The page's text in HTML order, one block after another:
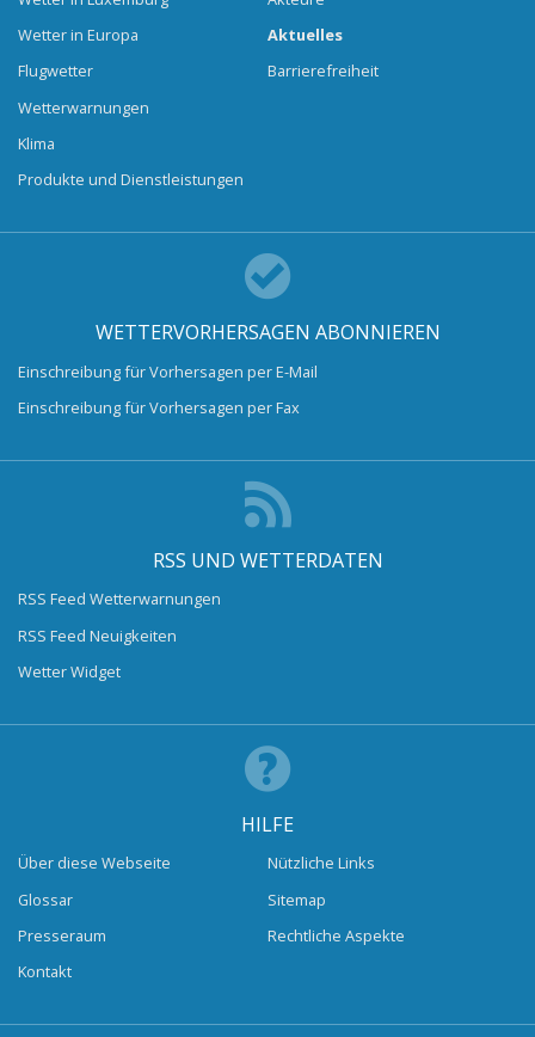
Wetter in Europa
Flugwetter
Wetterwarnungen
Klima
Produkte und Dienstleistungen
Aktuelles
Barrierefreiheit
WETTERVORHERSAGEN ABONNIEREN
Einschreibung für Vorhersagen per E-Mail
Einschreibung für Vorhersagen per Fax
RSS UND WETTERDATEN
RSS Feed Wetterwarnungen
RSS Feed Neuigkeiten
Wetter Widget
HILFE
Über diese Webseite
Glossar
Presseraum
Kontakt
Nützliche Links
Sitemap
Rechtliche Aspekte